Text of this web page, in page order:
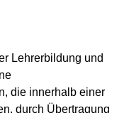
Lehrerbildung und
die innerhalb einer
durch Übertragung